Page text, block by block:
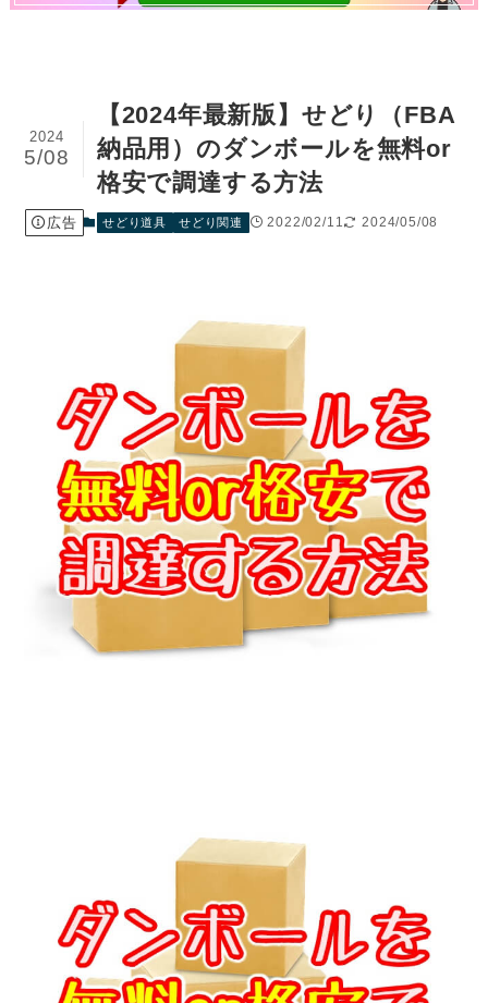
【2024年最新版】せどり（FBA
納品用）のダンボールを無料or
格安で調達する方法
2024
5/08
広告 せどり道具 せどり関連 2022/02/11 2024/05/08